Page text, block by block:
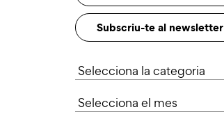
Subscriu-te al newsletter
Categories